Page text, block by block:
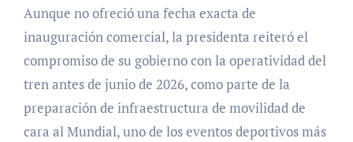
Aunque no ofreció una fecha exacta de
inauguración comercial, la presidenta reiteró el
compromiso de su gobierno con la operatividad del
tren antes de junio de 2026, como parte de la
preparación de infraestructura de movilidad de
cara al Mundial, uno de los eventos deportivos más